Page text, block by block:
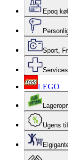
Epoq
Sport,
LEGO
Ugens